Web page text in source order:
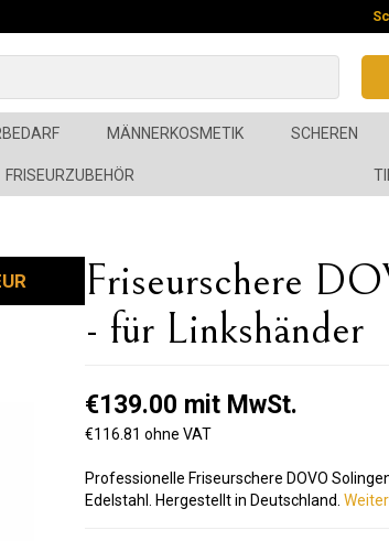
MÄNNERKOSMETIK SCHEREN
FRISEURZUBEHÖR
Friseurschere
- für Linkshänder
€139.00 mit MwSt.
€116.81 ohne VAT
Professionelle Friseurschere DOVO
Edelstahl. Hergestellt in Deutschland.